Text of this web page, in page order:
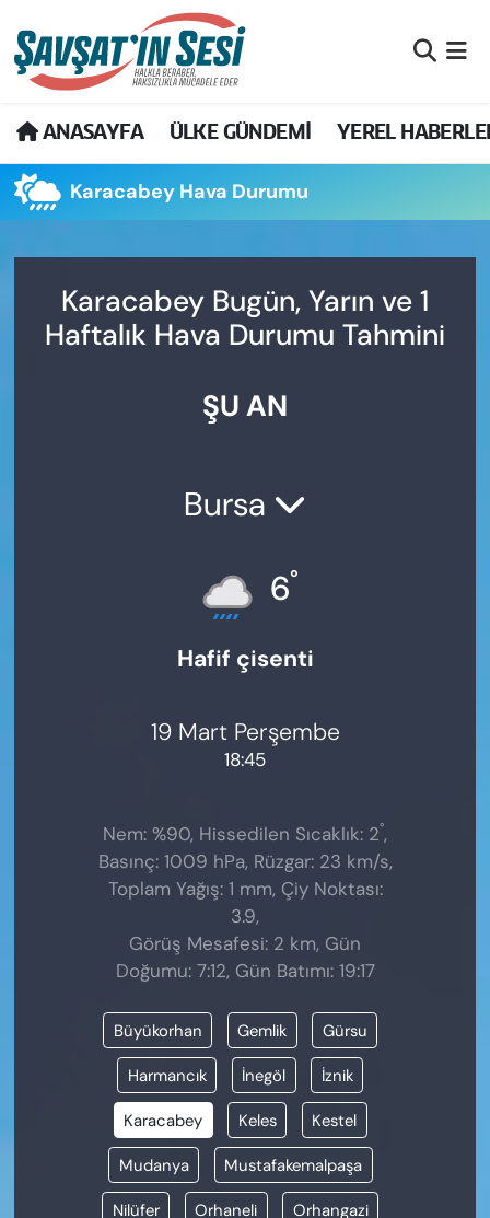
ANASAYFA ÜLKE GÜNDEMİ YEREL
Karacabey Hava Durumu
Karacabey Bugün, Yarın ve 1
Haftalık Hava Durumu Tahmini
ŞU AN
Bursa
6°
Hafif çisenti
19 Mart Perşembe
18:45
Nem: %90, Hissedilen Sıcaklık: 2°,
Basınç: 1009 hPa, Rüzgar: 23 km/s,
Toplam Yağış: 1 mm, Çiy Noktası:
3.9,
Görüş Mesafesi: 2 km, Gün
Doğumu: 7:12, Gün Batımı: 19:17
Büyükorhan Gemlik Gürsu
Harmancık İnegöl İznik
Karacabey Keles Kestel
Mudanya Mustafakemalpaşa
Nilüfer Orhaneli Orhangazi
Artvin Nöbetçi Eczaneler
Artvin Hava Durumu
Artvin Namaz Vakitleri
Puan Durumu ve Fikstür
Son Dakika Haberleri